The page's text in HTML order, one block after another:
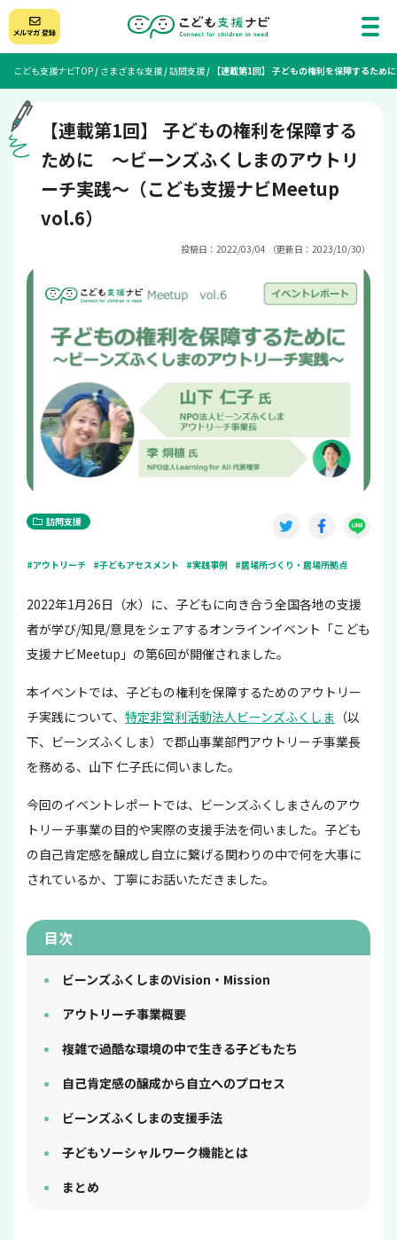
こども支援ナビTOP/ さまざまな支援/訪問支援/ 【連載第1回】 子どもの権利を保障するた
【連載第1回】 子どもの権利を保障する
ために ～ビーンズふくしまのアウトリ
ーチ実践～（こども支援ナビMeetup
vol.6）
投稿日：2022/03/04 （更新日：2023/10/30）
訪問支援
#アウトリーチ #子どもアセスメント #実践事例 #居場所づくり・居場所拠点
2022年1月26日（水）に、子どもに向き合う全国各地の支援
者が学び/知見/意見をシェアするオンラインイベント「こども
支援ナビMeetup」の第6回が開催されました。
本イベントでは、子どもの権利を保障するためのアウトリー
チ実践について、 特定非営利活動法人ビーンズふくしま （以
下、ビーンズふくしま）で郡山事業部門アウトリーチ事業長
を務める、山下 仁子氏に伺いました。
今回のイベントレポートでは、ビーンズふくしまさんのアウ
トリーチ事業の目的や実際の支援手法を伺いました。子ども
の自己肯定感を醸成し自立に繋げる関わりの中で何を大事に
されているか、丁寧にお話いただきました。
目次
ビーンズふくしまのVision・Mission
アウトリーチ事業概要
複雑で過酷な環境の中で生きる子どもたち
自己肯定感の醸成から自立へのプロセス
ビーンズふくしまの支援手法
子どもソーシャルワーク機能とは
まとめ